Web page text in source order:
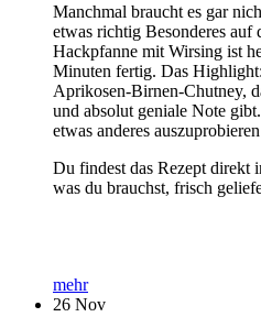
Manchmal braucht es gar
etwas richtig Besonderes auf
Hackpfanne mit Wirsing ist
Minuten fertig. Das
Aprikosen-Birnen-Chutney,
und absolut geniale Note
etwas anderes
Du findest das Rezept direkt
was du brauchst, frisch
mehr
26 Nov